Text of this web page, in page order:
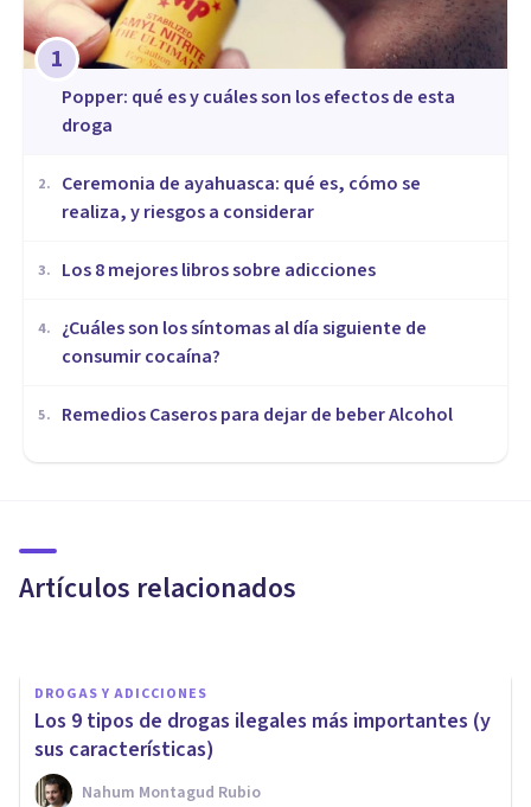
1
Popper: qué es y cuáles son los efectos de esta
droga
2.
Ceremonia de ayahuasca: qué es, cómo se
realiza, y riesgos a considerar
3. Los 8 mejores libros sobre adicciones
4.
¿Cuáles son los síntomas al día siguiente de
consumir cocaína?
5. Remedios Caseros para dejar de beber Alcohol
Artículos relacionados
La hipótesis de la
esquizofrenia: qué es y qué
propone
DROGAS Y ADICCIONES
Los 9 tipos de drogas ilegales más importantes (y
sus características)
Nahum Montagud Rubio